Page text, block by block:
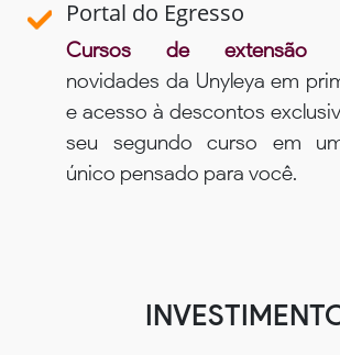
Portal do Egresso
Cursos de extensão
novidades da Unyleya em
e acesso à descontos
seu segundo curso em
único pensado para você.